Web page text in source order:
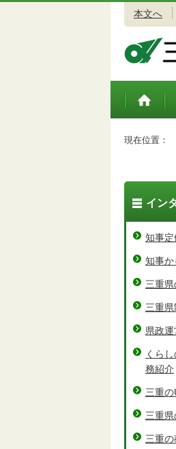
本文へ
トップペ
現在位置：
イン
知事定
知事か
三重
三重
県政運
くら
務紹介
三重の
三重
三重